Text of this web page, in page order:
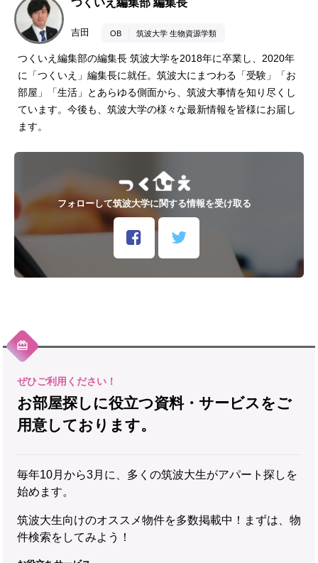
つくいえ編集部 編集長
吉田 OB 筑波大学 生物資源学類
つくいえ編集部の編集長 筑波大学を2018年に卒業し、2020年
に「つくいえ」編集長に就任。筑波大にまつわる「受験」「お
部屋」「生活」とあらゆる側面から、筑波大事情を知り尽くし
ています。今後も、筑波大学の様々な最新情報を皆様にお届し
ます。
フォローして筑波大学に関する情報を受け取る
お部屋探しに役立つ資料・サービスをご
用意しております。
毎年10月から3月に、多くの筑波大生がアパート探しを
始めます。
筑波大生向けのオススメ物件を多数掲載中！まずは、物
件検索をしてみよう！